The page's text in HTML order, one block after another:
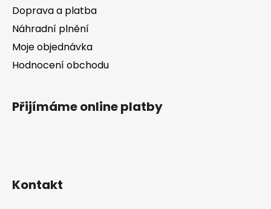
Doprava a platba
Náhradní plnění
Moje objednávka
Hodnocení obchodu
Přijímáme online platby
Kontakt